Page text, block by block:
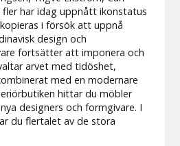
har idag uppnått ikonstatus
i försök att uppnå
design och
fortsätter att imponera och
arvet med tidöshet,
med en modernare
hittar du möbler
designers och formgivare. I
du flertalet av de stora